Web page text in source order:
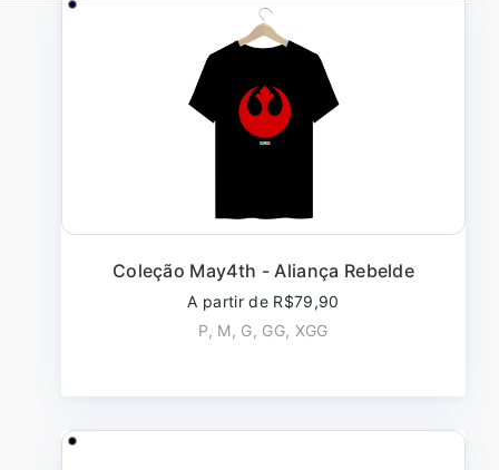
Coleção May4th - Aliança Rebelde
A partir de R$79,90
P, M, G, GG, XGG